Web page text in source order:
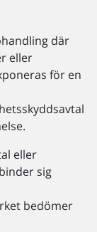
där
eller
för en
eller
sig
bedömer